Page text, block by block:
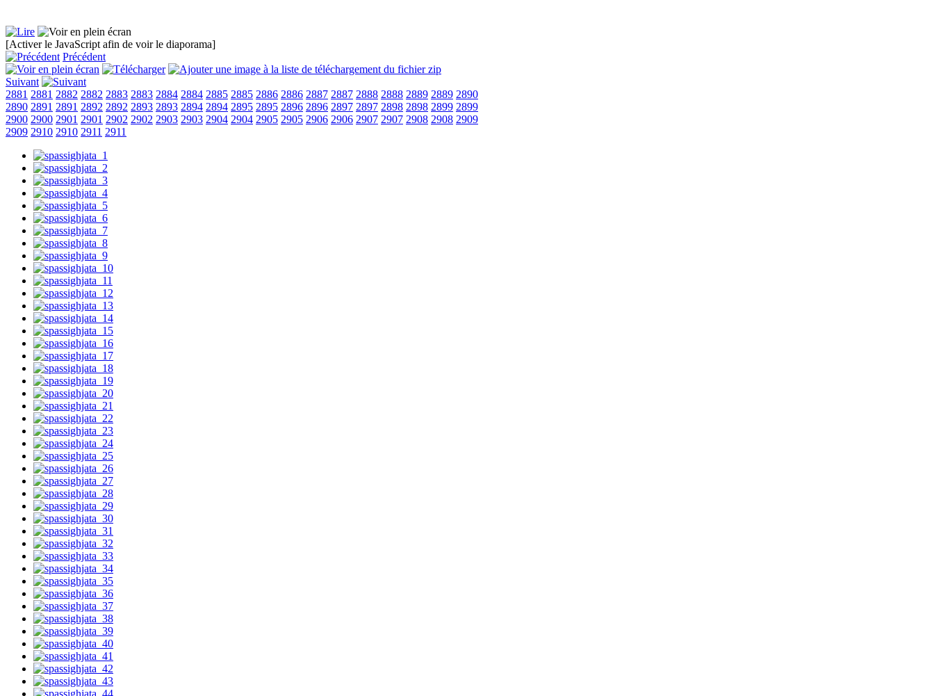
[Activer le JavaScript afin de voir le diaporama]
Précédent
Suivant
2881 2881 2882 2882 2883 2883 2884 2884 2885 2885 2886 2886 2887 2887 2888 2888 2889 2889 2890
2890 2891 2891 2892 2892 2893 2893 2894 2894 2895 2895 2896 2896 2897 2897 2898 2898 2899 2899
2900 2900 2901 2901 2902 2902 2903 2903 2904 2904 2905 2905 2906 2906 2907 2907 2908 2908 2909
2909 2910 2910 2911 2911